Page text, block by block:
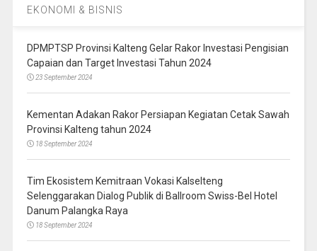
EKONOMI & BISNIS
DPMPTSP Provinsi Kalteng Gelar Rakor Investasi Pengisian
Capaian dan Target Investasi Tahun 2024
23 September 2024
Kementan Adakan Rakor Persiapan Kegiatan Cetak Sawah
Provinsi Kalteng tahun 2024
18 September 2024
Tim Ekosistem Kemitraan Vokasi Kalselteng
Selenggarakan Dialog Publik di Ballroom Swiss-Bel Hotel
Danum Palangka Raya
18 September 2024